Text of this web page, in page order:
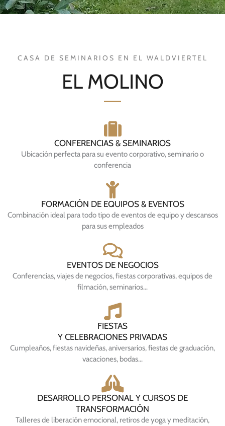
c
o
CASA DE SEMINARIOS EN EL WALDVIERTEL
EL MOLINO
CONFERENCIAS & SEMINARIOS
Ubicación perfecta para su evento corporativo, seminario o
conferencia
FORMACIÓN DE EQUIPOS & EVENTOS
Combinación ideal para todo tipo de eventos de equipo y descansos
para sus empleados
EVENTOS DE NEGOCIOS
Conferencias, viajes de negocios, fiestas corporativas, equipos de
filmación, seminarios…
FIESTAS
Y CELEBRACIONES PRIVADAS
Cumpleaños, fiestas navideñas, aniversarios, fiestas de graduación,
vacaciones, bodas...
DESARROLLO PERSONAL Y CURSOS DE
TRANSFORMACIÓN
Talleres de liberación emocional, retiros de yoga y meditación,